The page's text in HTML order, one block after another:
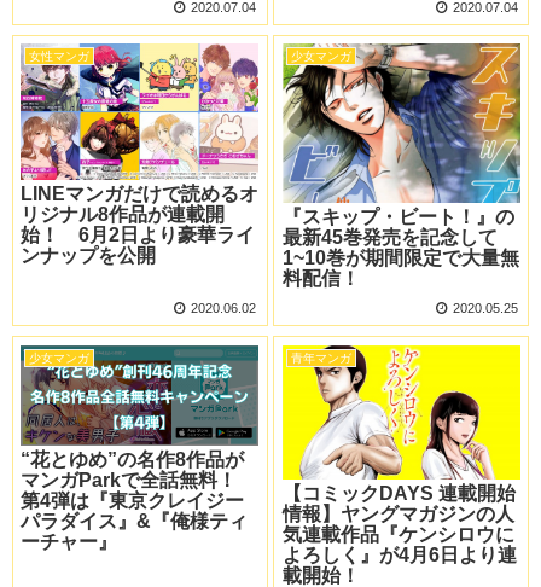
2020.07.04 2020.07.04
女性マンガ
LINEマンガだけで読めるオ
リジナル8作品が連載開
始！ 6月2日より豪華ライ
ンナップを公開
2020.06.02
少女マンガ
『スキップ・ビート！』の
最新45巻発売を記念して
1~10巻が期間限定で大量無
料配信！
2020.05.25
少女マンガ
“花とゆめ”の名作8作品が
マンガParkで全話無料！
第4弾は『東京クレイジー
パラダイス』&『俺様ティ
ーチャー』
青年マンガ
【コミックDAYS 連載開始
情報】ヤングマガジンの人
気連載作品『ケンシロウに
よろしく』が4月6日より連
載開始！